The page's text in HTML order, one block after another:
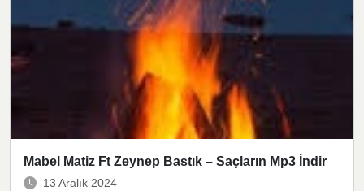
Mabel Matiz Ft Zeynep Bastık – Saçların Mp3 İndir
13 Aralık 2024